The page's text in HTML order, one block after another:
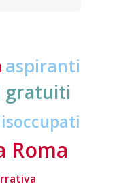
aspiranti
gratuiti
Roma